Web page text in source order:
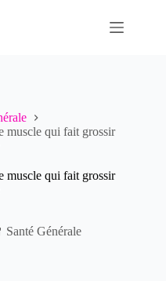
muscle qui fait grossir
muscle qui fait grossir
Santé Générale